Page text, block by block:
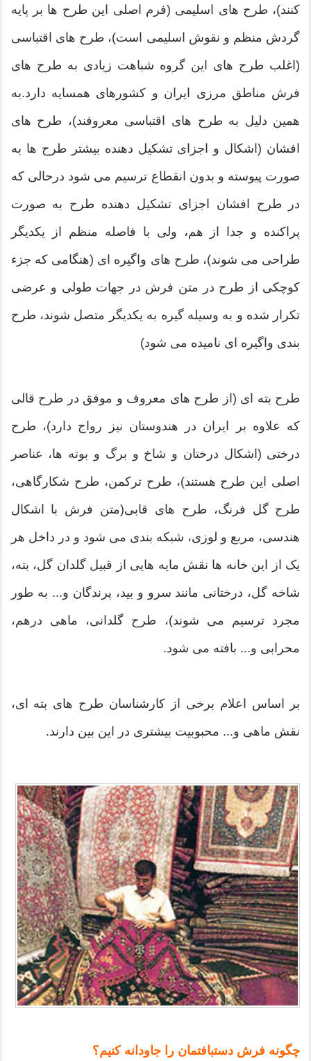
کنند)، طرح های اسلیمی (فرم اصلی این طرح ها بر پایه
گردش منظم و نقوش اسلیمی است)، طرح های اقتباسی
(اغلب طرح های این گروه شباهت زیادی به طرح های
فرش مناطق مرزی ایران و کشورهای همسایه دارد.به
همین دلیل به طرح های اقتباسی معروفند)، طرح های
افشان (اشکال و اجزای تشکیل دهنده بیشتر طرح ها به
صورت پیوسته و بدون انقطاع ترسیم می شود درحالی که
در طرح افشان اجزای تشکیل دهنده طرح به صورت
پراکنده و جدا از هم، ولی با فاصله منظم از یکدیگر
طراحی می شوند)، طرح های واگیره ای (هنگامی که جزء
کوچکی از طرح در متن فرش در جهات طولی و عرضی
تکرار شده و به وسیله گیره به یکدیگر متصل شوند، طرح
بندی واگیره ای نامیده می شود)
طرح بته ای (از طرح های معروف و موفق در طرح قالی
که علاوه بر ایران در هندوستان نیز رواج دارد)، طرح
درختی (اشکال درختان و شاخ و برگ و بوته ها، عناصر
اصلی این طرح هستند)، طرح ترکمن، طرح شکارگاهی،
طرح گل فرنگ، طرح های قابی(متن فرش با اشکال
هندسی، مربع و لوزی، شبکه بندی می شود و در داخل هر
یک از این خانه ها نقش مایه هایی از قبیل گلدان گل، بته،
شاخه گل، درختانی مانند سرو و بید، پرندگان و... به طور
مجرد ترسیم می شوند)، طرح گلدانی، ماهی درهم،
محرابی و... بافته می شود.
بر اساس اعلام برخی از کارشناسان طرح های بته ای،
نقش ماهی و... محبوبیت بیشتری در این بین دارند.
چگونه فرش دستبافتمان را جاودانه کنیم؟